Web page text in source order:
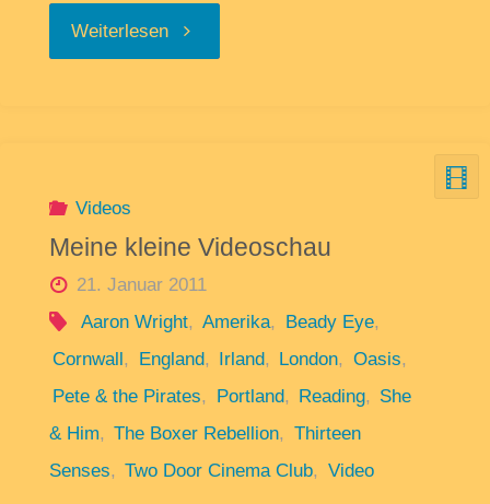
Weiterlesen„Meine
Videos
Meine kleine Videoschau
21. Januar 2011
Aaron Wright, Amerika, Beady Eye,
Cornwall , England, Irland, London, Oasis,
Pete & the Pirates, Portland, Reading, She
& Him, The Boxer Rebellion, Thirteen
Senses, Two Door Cinema Club, Video